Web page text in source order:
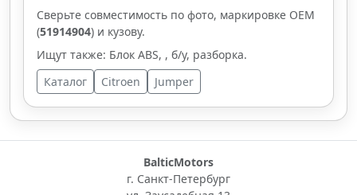
Сверьте совместимость по фото, маркировке OEM
(51914904) и кузову.
Ищут также: Блок ABS, , б/у, разборка.
Каталог
Citroen Jumper
BalticMotors
г. Санкт-Петербург